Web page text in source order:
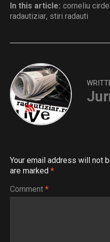
In this article: corneliu
radautiziar, stiri radauti
Your email address will not
are marked *
Comment *